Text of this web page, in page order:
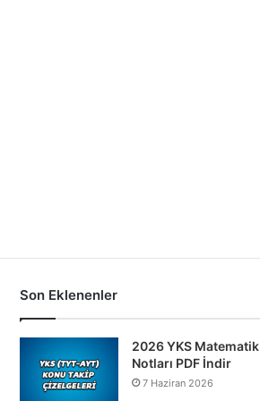
Son Eklenenler
2026 YKS Matematik
Notları PDF İndir
7 Haziran 2026